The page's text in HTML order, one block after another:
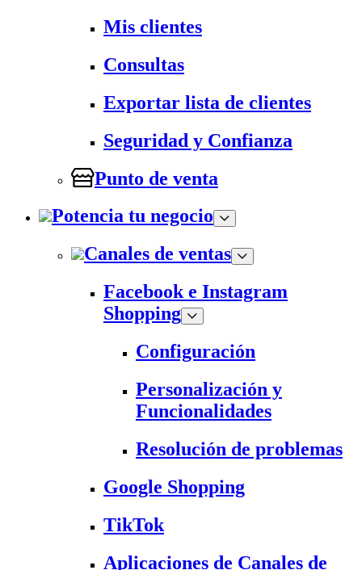
Mis clientes
Consultas
Exportar lista de clientes
Seguridad y Confianza
Punto de venta
Potencia tu negocio
Canales de ventas
Facebook e Instagram
Shopping
Configuración
Personalización y
Funcionalidades
Resolución de problemas
Google Shopping
TikTok
Aplicaciones de Canales de